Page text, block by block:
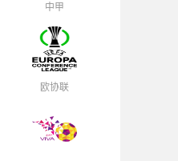
中甲
欧协联